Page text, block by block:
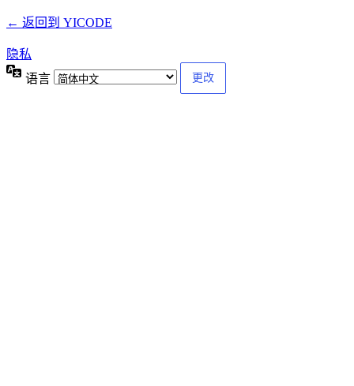
← 返回到 YICODE
隐私
语言